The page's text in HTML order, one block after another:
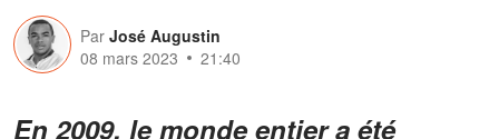
Par José Augustin
08 mars 2023
21:40
En 2009, le monde entier a été